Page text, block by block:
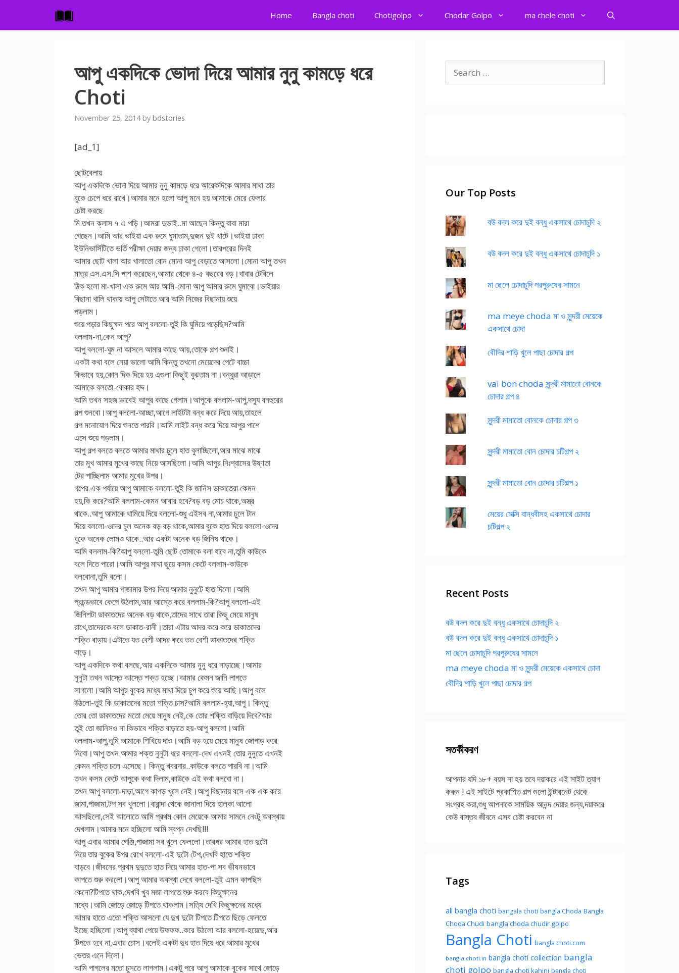
content
Home Bangla choti Chotigolpo Chodar Golpo ma chele choti
আপু একদিকে ভোদা দিয়ে আমার নুনু কামড়ে ধরে
Choti
November 25, 2014 by bdstories
[ad_1]
ছোটবেলায়
আপু একদিকে ভোদা দিয়ে আমার নুনু কামড়ে ধরে আরেকদিকে আমার মাথা তার
বুকে চেপে ধরে রাখে।আমার মনে হলো আপু মনে হয় আমাকে মেরে ফেলার
চেষ্টা করছে
মি তখন ক্লাস ৭ এ পড়ি।আমরা দুভাই..মা আছেন কিন্তু বাবা মারা
গেছেন।আমি আর ভাইয়া এক রুমে ঘুমাতাম,দুজন দুই খাটে।ভাইয়া ঢাকা
ইউনিভার্সিটিতে ভর্তি পরীক্ষা দেয়ার জন্য ঢাকা গেলো।তারপরের দিনই
আমার ছোট খালা আর খালাতো বোন মোনা আপু বেড়াতে আসলো।মোনা আপু তখন
মাত্র এস.এস.সি পাশ করেছেন,আমার থেকে ৪-৫ বছরের বড়।খাবার টেবিলে
ঠিক হলো মা-খালা এক রুমে আর আমি-মোনা আপু আমার রুমে ঘুমাবো।ভাইয়ার
বিছানা খালি থাকায় আপু সেটাতে আর আমি নিজের বিছানায় শুয়ে
পড়লাম।
শুয়ে পড়ার কিছুক্ষন পরে আপু বললো-তুই কি ঘুমিয়ে পড়েছিস?আমি
বললাম-না,কেন আপু?
আপু বললো-ঘুম না আসলে আমার কাছে আয়,তোকে গল্প শুনাই।
একটা কথা বলে নেয়া ভালো আমি কিন্তু তখনো মেয়েদের পেটে বাচ্চা
কিভাবে হয়,কোন দিক দিয়ে হয় এগুলা কিছুই বুঝতাম না।বন্ধুরা আড়ালে
আমাকে বলতো-বোকার হদ্দ।
আমি তখন সহজ ভাবেই আপুর কাছে গেলাম।আপুকে বললাম-আপু,দস্যু বনহুরের
গল্প শুনবো।আপু বললো-আচ্ছা,আগে লাইটটা বন্ধ করে দিয়ে আয়,তাহলে
গল্প মনোযোগ দিয়ে শুনতে পারবি।আমি লাইট বন্ধ করে দিয়ে আপুর পাশে
এসে শুয়ে পড়লাম।
আপু গল্প বলতে বলতে আমার মাথার চুলে হাত বুলাচ্ছিলো,আর মাঝে মাঝে
তার মুখ আমার মুখের কাছে নিয়ে আসছিলো।আমি আপুর নিঃশ্বাসের উষ্ণতা
টের পাচ্ছিলাম আমার মুখের উপর।
গল্পের এক পর্যায়ে আপু আমাকে বললো-তুই কি জানিস ডাকাতেরা কেমন
হয়,কি করে?আমি বললাম-কেমন আবার হবে?বড় বড় মোচ থাকে,অস্ত্র
থাকে..আপু আমাকে থামিয়ে দিয়ে বললো-শুধু এইসব না,আমার চুলে টান
দিয়ে বললো-ওদের চুল অনেক বড় বড় থাকে,আমার বুকে হাত দিয়ে বললো-ওদের
বুকে অনেক লোমও থাকে..আর একটা অনেক বড় জিনিষ থাকে।
আমি বললাম-কি?আপু বললো-তুমি ছোট তোমাকে বলা যাবে না,তুমি কাউকে
বলে দিতে পারো।আমি আপুর মাথা ছুয়ে কসম কেটে বললাম-কাউকে
বলবোনা,তুমি বলো।
তখন আপু আমার পাজামার উপর দিয়ে আমার নুনুটে হাত দিলো।আমি
প্রচন্ডভাবে কেপে উঠলাম,আর আস্তে করে বললাম-কি?আপু বললো-এই
জিনিশটা ডাকাতদের অনেক বড় থাকে,তাদের সাথে তারা কিছু মেয়ে মানুষ
রাখে,তাদেরকে বলে ডাকাত-রানী।তারা এটায় আদর করে করে ডাকাতদের
শক্তি বাড়ায়।এটাতে যত বেশী আদর করে তত বেশী ডাকাতদের শক্তি
বাড়ে।
আপু একদিকে কথা বলছে,আর একদিকে আমার নুনু ধরে নাড়াচ্ছে।আমার
নুনুটা তখন আস্তে আস্তে শক্ত হচ্ছে।আমার কেমন জানি লাগতে
লাগলো।আমি আপুর বুকের মধ্যে মাথা দিয়ে চুপ করে শুয়ে আছি।আপু বলে
উঠলো-তুই কি ডাকাতদের মতো শক্তি চাস?আমি বললাম-হ্যা,আপু। কিন্তু
তোর তো ডাকাতদের মতো মেয়ে মানুষ নেই,কে তোর শক্তি বাড়িয়ে দিবে?আর
তুই তো জানিসও না কিভাবে শক্তি বাড়াতে হয়-আপু বললো।আমি
বললাম-আপু,তুমি আমাকে শিখিয়ে দাও।আমি বড় হয়ে মেয়ে মানুষ জোগাড় করে
নিবো।আপু তখন আমার শক্ত নুনুটা ধরে বললো-দেখ এখনই তোর নুনুতে এখনই
কেমন শক্তি চলে এসেছে। কিন্তু খবরদার..কাউকে বলতে পারবি না।আমি
তখন কসম কেটে আপুকে কথা দিলাম,কাউকে এই কথা বলবো না।
তখন আপু বললো-দাড়া,আগে কাপড় খুলে নেই।আপু বিছানায় বসে এক এক করে
জামা,পাজামা,টপ সব খুললো।বারান্দা থেকে জানালা দিয়ে হালকা আলো
আসছিলো,সেই আলোতে আমি প্রথম কোন মেয়েকে আমার সামনে নেংটু অবস্থায়
দেখলাম।আমার মনে হচ্ছিলো আমি স্বপ্ন দেখছি!!!
আপু এবার আমার গেঞ্জি,পাজামা সব খুলে ফেললো।তারপর আমার হাত দুটো
নিয়ে তার বুকের উপর রেখে বললো-এই দুটো টেপ,দেখবি হাতে শক্তি
বাড়বে।জীবনের প্রথম দুদুতে হাত দিয়ে আমার হাত-পা সব ভীষনভাবে
কাপতে শুরু করলো।আপু আমার অবস্থা দেখে বললো-তুই এমন কাপছিস
কেনো?টিপতে থাক,দেখবি খুব মজা লাগতে শুরু করবে কিছুক্ষনের
মধ্যে।আমি জোড়ে জোড়ে টিপতে থাকলাম।সত্যি দেখি কিছুক্ষনের মধ্যে
আমার হাতে এতো শক্তি আসলো যে দুখ দুটো টিপতে টিপতে ছিড়ে ফেলতে
ইচ্ছে হচ্ছিলো।আপু ব্যাথা পেয়ে উফফফ..করে উঠলো আর বললো-হয়েছে,আর
টিপতে হবে না,এবার চোস।বলেই একটা দুধ হাত দিয়ে ধরে আমার মুখের
ভেতর এনে দিলো।
আমি পাগলের মতো চুসতে লাগলাম।একটু পরে আপু আমাকে বুকের সাথে জোড়ে
for:
Our Top Posts
বউ বদল করে দুই বন্ধু একসাথে চোদাচুদি ২
বউ বদল করে দুই বন্ধু একসাথে চোদাচুদি ১
মা ছেলে চোদাচুদি পরপুরুষের সামনে
ma meye choda মা ও সুন্দরী মেয়েকে
একসাথে চোদা
বৌদির শাড়ি খুলে পাছা চোদার গল্প
vai bon choda সুন্দরী মামাতো বোনকে
চোদার গল্প ৪
সুন্দরী মামাতো বোনকে চোদার গল্প ৩
সুন্দরী মামাতো বোন চোদার চটিগল্প ২
সুন্দরী মামাতো বোন চোদার চটিগল্প ১
মেয়ের সেক্সি বান্ধবীসহ একসাথে চোদার
চটিগল্প ২
Recent Posts
বউ বদল করে দুই বন্ধু একসাথে চোদাচুদি ২
বউ বদল করে দুই বন্ধু একসাথে চোদাচুদি ১
মা ছেলে চোদাচুদি পরপুরুষের সামনে
ma meye choda মা ও সুন্দরী মেয়েকে একসাথে চোদা
বৌদির শাড়ি খুলে পাছা চোদার গল্প
সতর্কীকরণ
আপনার যদি ১৮+ বয়স না হয় তবে দয়াকরে এই সাইট ত্যাগ
করুন ! এই সাইটে প্রকাশিত গল্প গুলো ইন্টারনেট থেকে
সংগ্রহ করা,শুধু আপনাকে সাময়িক আনন্দ দেয়ার জন্য,দয়াকরে
কেউ বাস্তব জীবনে এসব চেষ্টা করবেন না
Tags
all bangla choti bangala choti bangla Choda Bangla
Choda Chudi bangla choda chudir golpo
Bangla Choti bangla choti.com
bangla choti.in bangla choti collection bangla
choti golpo bangla choti kahini bangla choti